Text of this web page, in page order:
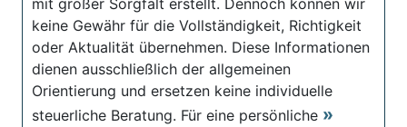
keine Gewähr für die Vollständigkeit, Richtigkeit
oder Aktualität übernehmen. Diese Informationen
dienen ausschließlich der allgemeinen
Orientierung und ersetzen keine individuelle
steuerliche Beratung. Für eine persönliche